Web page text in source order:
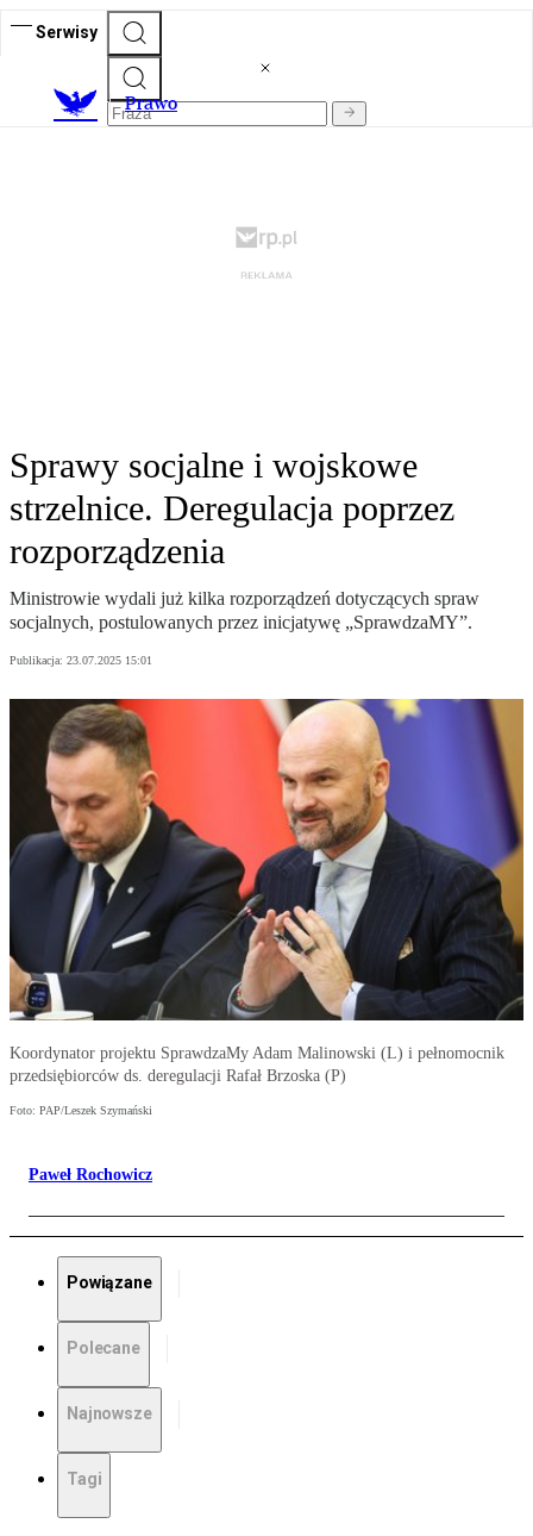
Serwisy
Prawo
Sprawy socjalne i wojskowe
strzelnice. Deregulacja poprzez
rozporządzenia
Ministrowie wydali już kilka rozporządzeń dotyczących spraw
socjalnych, postulowanych przez inicjatywę „SprawdzaMY”.
Publikacja: 23.07.2025 15:01
Koordynator projektu SprawdzaMy Adam Malinowski (L) i pełnomocnik
przedsiębiorców ds. deregulacji Rafał Brzoska (P)
Foto: PAP/Leszek Szymański
Paweł Rochowicz
Powiązane
Polecane
Najnowsze
Tagi